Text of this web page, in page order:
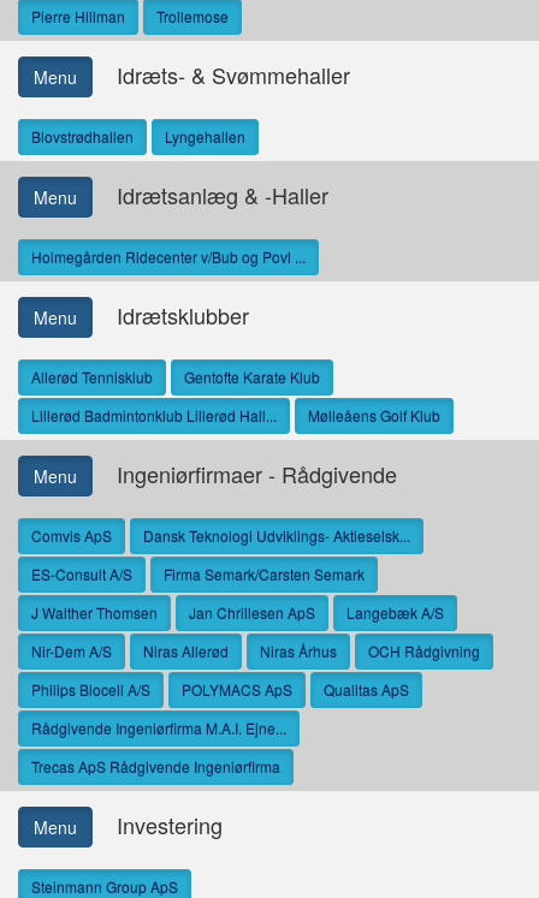
Pierre Hillman Trollemose
Menu Idræts- & Svømmehaller
Blovstrødhallen Lyngehallen
Menu Idrætsanlæg & -Haller
Holmegården Ridecenter v/Bub og Povl ...
Menu Idrætsklubber
Allerød Tennisklub
Gentofte Karate Klub
Lillerød Badmintonklub Lillerød Hall...
Mølleåens Golf Klub
Menu Ingeniørfirmaer - Rådgivende
Comvis ApS
Dansk Teknologi Udviklings- Aktieselsk...
ES-Consult A/S
Firma Semark/Carsten Semark
J Walther Thomsen
Jan Chrillesen ApS
Langebæk A/S
Nir-Dem A/S
Niras Allerød Niras Århus
OCH Rådgivning
Philips Biocell A/S
POLYMACS ApS
Qualitas ApS
Rådgivende Ingeniørfirma M.A.I. Ejne...
Trecas ApS Rådgivende Ingeniørfirma
Menu Investering
Steinmann Group ApS